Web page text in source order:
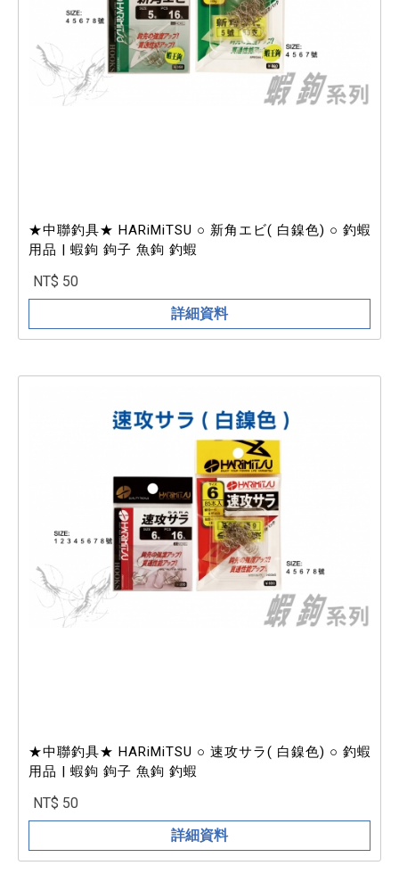
★中聯釣具★ HARiMiTSU ○ 新角エビ( 白鎳色) ○ 釣蝦
用品 | 蝦鉤 鉤子 魚鉤 釣蝦
NT$ 50
詳細資料
★中聯釣具★ HARiMiTSU ○ 速攻サラ( 白鎳色) ○ 釣蝦
用品 | 蝦鉤 鉤子 魚鉤 釣蝦
NT$ 50
詳細資料